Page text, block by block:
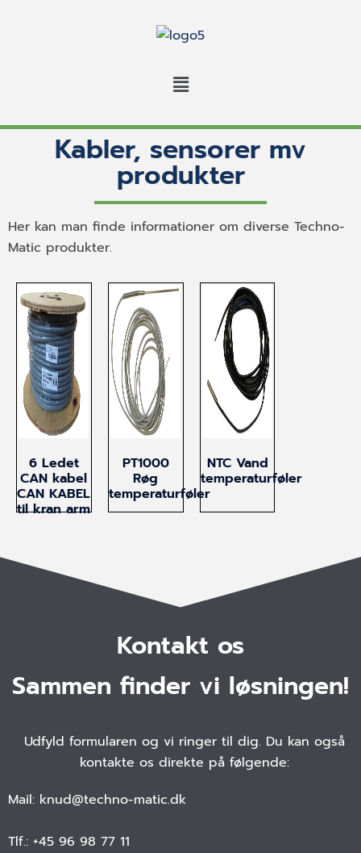
Kabler, sensorer mv
produkter
Her kan man finde informationer om diverse Techno-
Matic produkter.
6 Ledet
CAN kabel
CAN KABEL
til kran arm
PT1000
Røg
temperaturføler
NTC Vand
temperaturføler
Kontakt os
Sammen finder vi løsningen!
Udfyld formularen og vi ringer til dig. Du kan også
kontakte os direkte på følgende:
Mail: knud@techno-matic.dk
Tlf.: +45 96 98 77 11